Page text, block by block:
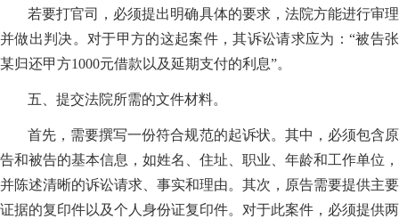
若要打官司，必须提出明确具体的要求，法院方能进行审理
并做出判决。对于甲方的这起案件，其诉讼请求应为：“被告张
某归还甲方1000元借款以及延期支付的利息”。
五、提交法院所需的文件材料。
首先，需要撰写一份符合规范的起诉状。其中，必须包含原
告和被告的基本信息，如姓名、住址、职业、年龄和工作单位，
并陈述清晰的诉讼请求、事实和理由。其次，原告需要提供主要
证据的复印件以及个人身份证复印件。对于此案件，必须提供两